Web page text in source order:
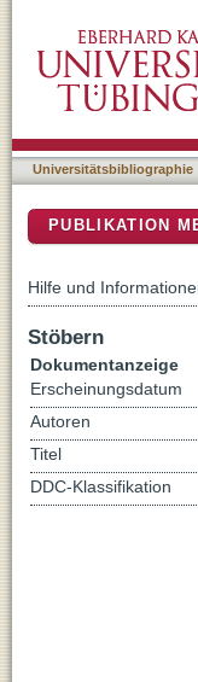
load is high
Universitätsbibliographie
PUBLIKATION
Hilfe und
Stöbern
Dokumentanzeige
Erscheinungsdatum
Autoren
Titel
DDC-Klassifikation